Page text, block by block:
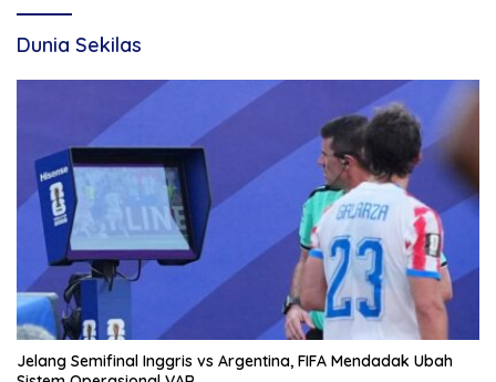
Dunia Sekilas
Jelang Semifinal Inggris vs Argentina, FIFA Mendadak Ubah